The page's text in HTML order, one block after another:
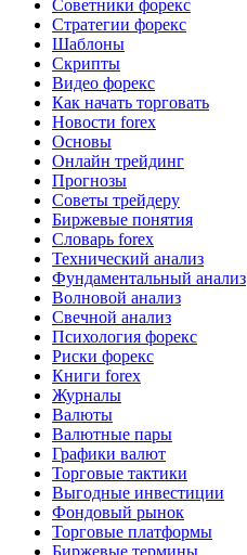
Советники форекс
Стратегии форекс
Шаблоны
Скрипты
Видео форекс
Как начать торговать
Новости forex
Основы
Онлайн трейдинг
Прогнозы
Советы трейдеру
Биржевые понятия
Словарь forex
Технический анализ
Фундаментальный анализ
Волновой анализ
Свечной анализ
Психология форекс
Риски форекс
Книги forex
Журналы
Валюты
Валютные пары
Графики валют
Торговые тактики
Выгодные инвестиции
Фондовый рынок
Торговые платформы